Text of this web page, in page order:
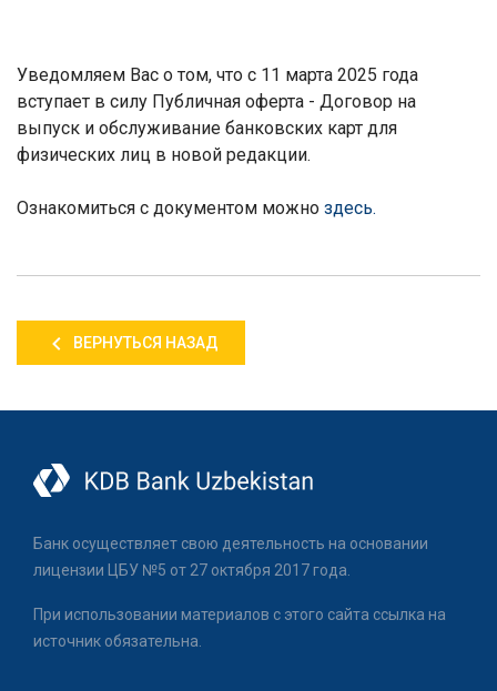
Уведомляем Вас о том, что с 11 марта 2025 года
вступает в силу Публичная оферта - Договор на
выпуск и обслуживание банковских карт для
физических лиц в новой редакции.
Ознакомиться с документом можно здесь.
ВЕРНУТЬСЯ НАЗАД
Банк осуществляет свою деятельность на основании
лицензии ЦБУ №5 от 27 октября 2017 года.
При использовании материалов с этого сайта ссылка на
источник обязательна.